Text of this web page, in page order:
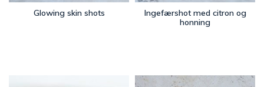
Glowing skin shots
Ingefærshot med citron og
honning